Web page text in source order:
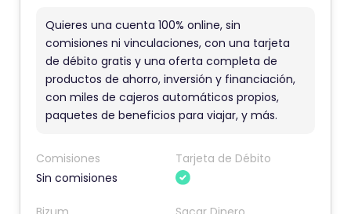
o
m
e
n
t
Quieres una cuenta 100% online, sin
comisiones ni vinculaciones, con una tarjeta
de débito gratis y una oferta completa de
productos de ahorro, inversión y financiación,
con miles de cajeros automáticos propios,
paquetes de beneficios para viajar, y más.
Comisiones
Sin comisiones
Tarjeta de Débito